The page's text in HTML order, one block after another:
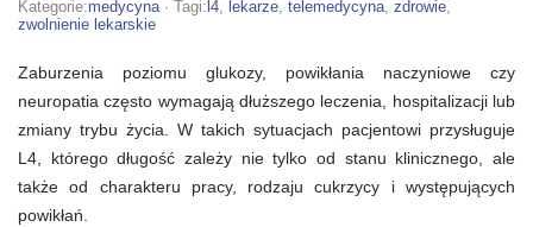
na
okres
niezdolności
do
pracy
Kategorie:medycyna· Tagi: l4, lekarze, telemedycyna, zdrowie,
zwolnienie lekarskie
Zaburzenia poziomu glukozy, powikłania naczyniowe czy
neuropatia często wymagają dłuższego leczenia, hospitalizacji lub
zmiany trybu życia. W takich sytuacjach pacjentowi przysługuje
L4, którego długość zależy nie tylko od stanu klinicznego, ale
także od charakteru pracy, rodzaju cukrzycy i występujących
powikłań.